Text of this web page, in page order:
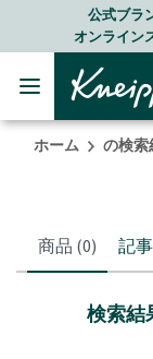
Skip to main
Skip to footer公式ブラ
オンライン
ホーム の検索
商品 (0) 記
検索結